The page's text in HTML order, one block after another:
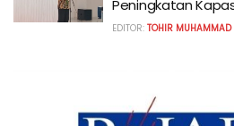
Peningkatan
EDITOR: TOHIR MUHAMMAD